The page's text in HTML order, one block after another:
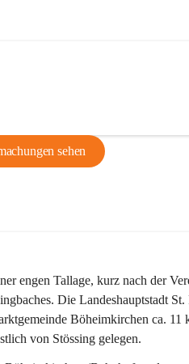
sehen
engen Tallage, kurz nach der
Die Landeshauptstadt
Böheimkirchen ca.
von Stössing gelegen.